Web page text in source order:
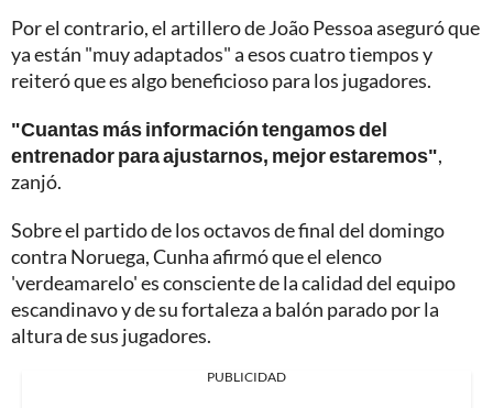
Por el contrario, el artillero de João Pessoa aseguró que
ya están "muy adaptados" a esos cuatro tiempos y
reiteró que es algo beneficioso para los jugadores.
"Cuantas más información tengamos del
entrenador para ajustarnos, mejor estaremos",
zanjó.
Sobre el partido de los octavos de final del domingo
contra Noruega, Cunha afirmó que el elenco
'verdeamarelo' es consciente de la calidad del equipo
escandinavo y de su fortaleza a balón parado por la
altura de sus jugadores.
PUBLICIDAD